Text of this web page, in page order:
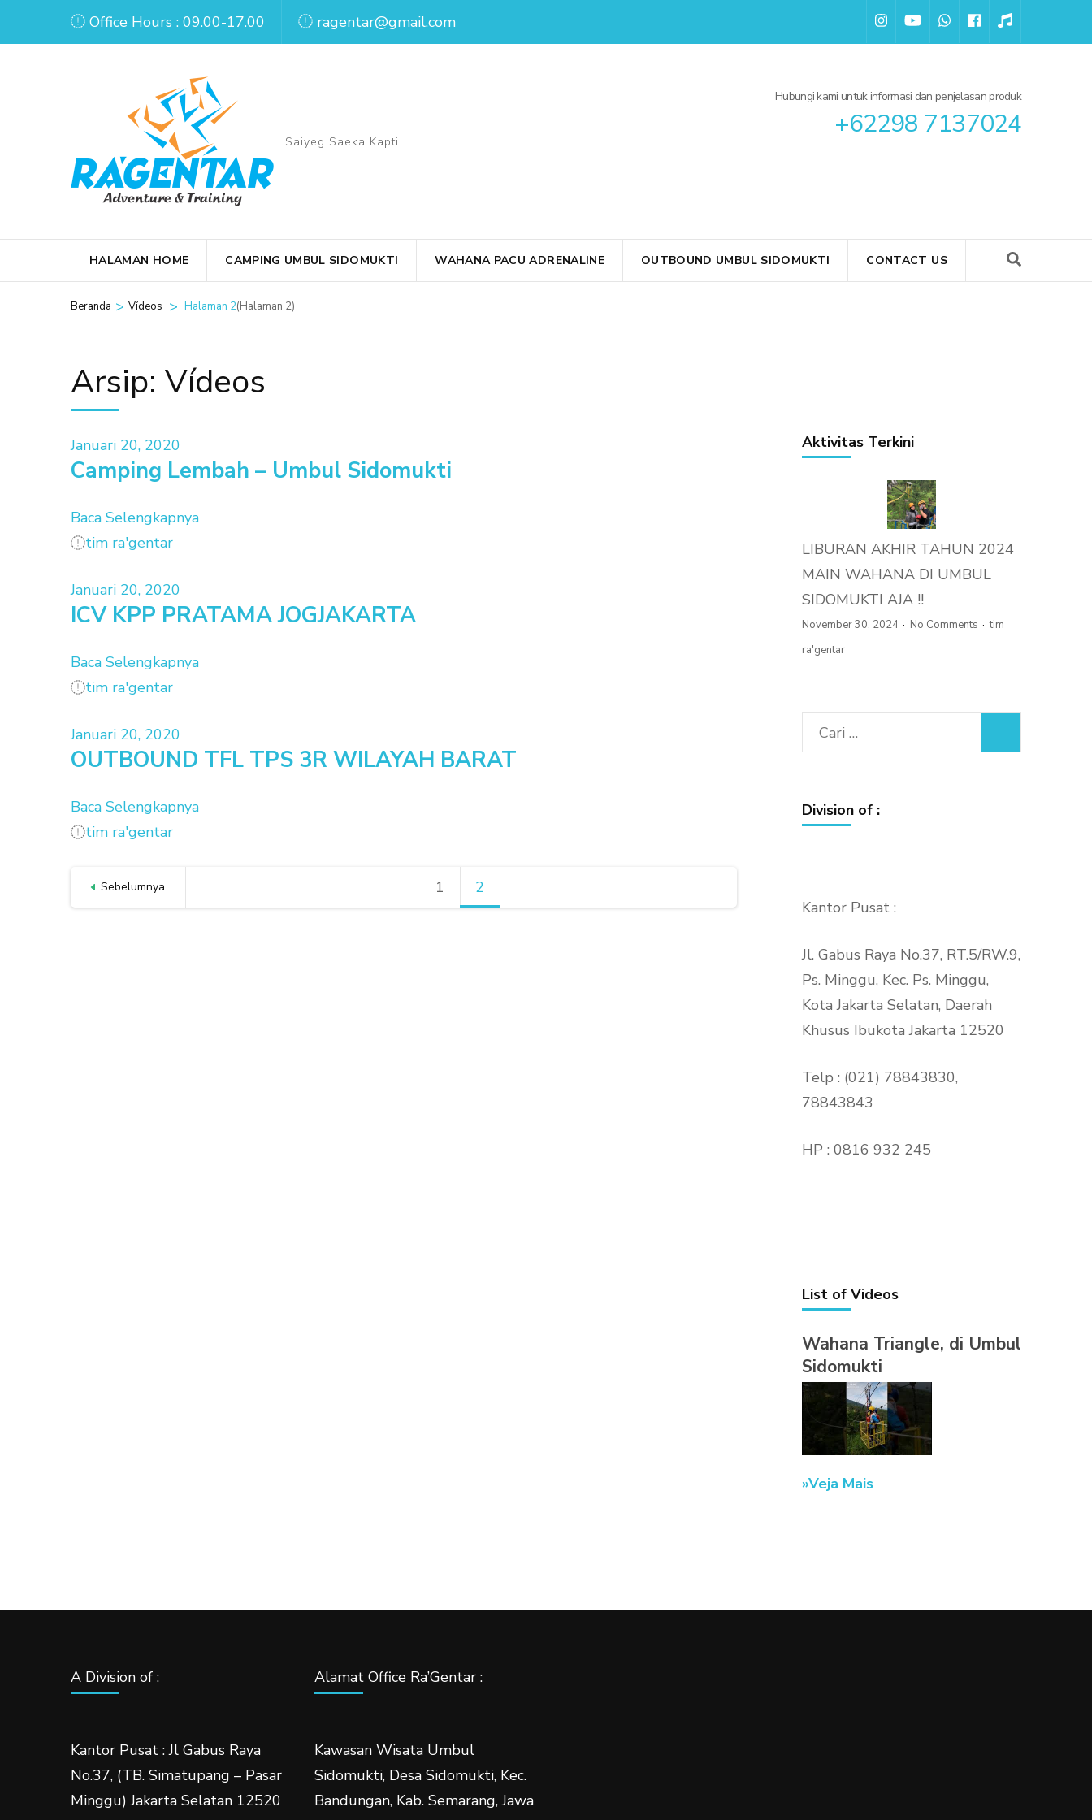
Office Hours : 09.00-17.00 ragentar@gmail.com
Saiyeg Saeka Kapti
Hubungi kami untuk informasi dan penjelasan produk
+62298 7137024
HALAMAN HOME CAMPING UMBUL SIDOMUKTI WAHANA PACU ADRENALINE OUTBOUND UMBUL SIDOMUKTI CONTACT US
Beranda > Vídeos > Halaman 2(Halaman 2)
Arsip: Vídeos
Januari 20, 2020
Camping Lembah – Umbul Sidomukti
Baca Selengkapnya
tim ra'gentar
Januari 20, 2020
ICV KPP PRATAMA JOGJAKARTA
Baca Selengkapnya
tim ra'gentar
Januari 20, 2020
OUTBOUND TFL TPS 3R WILAYAH BARAT
Baca Selengkapnya
tim ra'gentar
Navigasi
pos
Sebelumnya Halaman
1 Halaman
2
Aktivitas Terkini
LIBURAN AKHIR TAHUN 2024
MAIN WAHANA DI UMBUL
SIDOMUKTI AJA !!
November 30, 2024 No Comments
tim
ra'gentar
Cari
untuk:
Division of :
Kantor Pusat :
Jl. Gabus Raya No.37, RT.5/RW.9,
Ps. Minggu, Kec. Ps. Minggu,
Kota Jakarta Selatan, Daerah
Khusus Ibukota Jakarta 12520
Telp : (021) 78843830,
78843843
HP : 0816 932 245
List of Videos
Wahana Triangle, di Umbul
Sidomukti
Veja Mais
A Division of :
Kantor Pusat : Jl Gabus Raya
No.37, (TB. Simatupang – Pasar
Minggu) Jakarta Selatan 12520
Alamat Office Ra’Gentar :
Kawasan Wisata Umbul
Sidomukti, Desa Sidomukti, Kec.
Bandungan, Kab. Semarang, Jawa